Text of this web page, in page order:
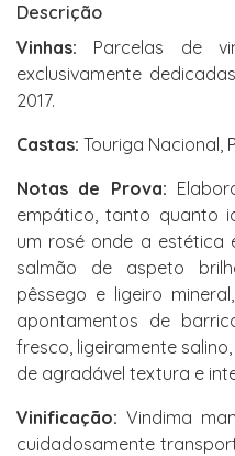
Descrição
Vinhas: Parcelas de
exclusivamente
2017.
Castas: Touriga Nacional,
Notas de Prova:
empático, tanto quanto
um rosé onde a estética
salmão de aspeto
pêssego e ligeiro
apontamentos de
fresco, ligeiramente
de agradável textura e
Vinificação: Vindima
cuidadosamente